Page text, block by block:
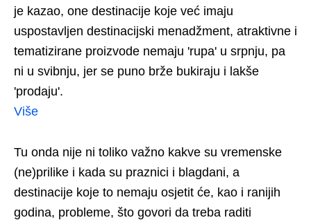
je kazao, one destinacije koje već imaju
uspostavljen destinacijski menadžment, atraktivne i
tematizirane proizvode nemaju 'rupa' u srpnju, pa
ni u svibnju, jer se puno brže bukiraju i lakše
'prodaju'.
Više
Tu onda nije ni toliko važno kakve su vremenske
(ne)prilike i kada su praznici i blagdani, a
destinacije koje to nemaju osjetit će, kao i ranijih
godina, probleme, što govori da treba raditi